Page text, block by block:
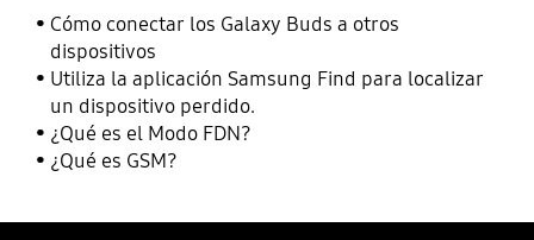
Cómo conectar los Galaxy Buds a otros
dispositivos
Utiliza la aplicación Samsung Find para localizar
un dispositivo perdido.
¿Qué es el Modo FDN?
¿Qué es GSM?